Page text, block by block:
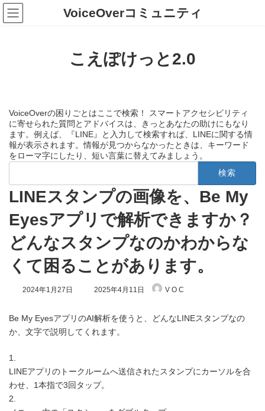
コ
ン
テ
ナ
ビ
ゲ
VoiceOverコミュニティ
こえぽけっと2.0
VoiceOverの困りごとはここで検索！ スマートアクセシビリティ
に寄せられた質問とアドバイスは、きっとあなたの助けにもなり
ます。例えば、『LINE』と入力して検索すれば、LINEに関する情
報が表示されます。情報が見つからなかったときは、キーワード
をローマ字にしたり、短い言葉に替えてみましょう。
検
LINEスタンプの画像を、Be My
Eyesアプリで解析できますか？
どんなスタンプなのかわからな
くて困ることがあります。
2024年1月27日
最
新
時
2025年4月11日 V O C
Be My EyesアプリのAI解析を使うと、どんなLINEスタンプなの
か、文字で説明してくれます。
1.
LINEアプリのトークルームへ送信されたスタンプにカーソルを合
わせ、1本指で3回タップ。
2.